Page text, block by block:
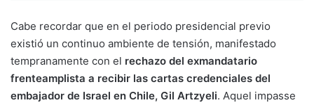
Cabe recordar que en el periodo presidencial previo
existió un continuo ambiente de tensión, manifestado
tempranamente con el rechazo del exmandatario
frenteamplista a recibir las cartas credenciales del
embajador de Israel en Chile, Gil Artzyeli. Aquel impasse